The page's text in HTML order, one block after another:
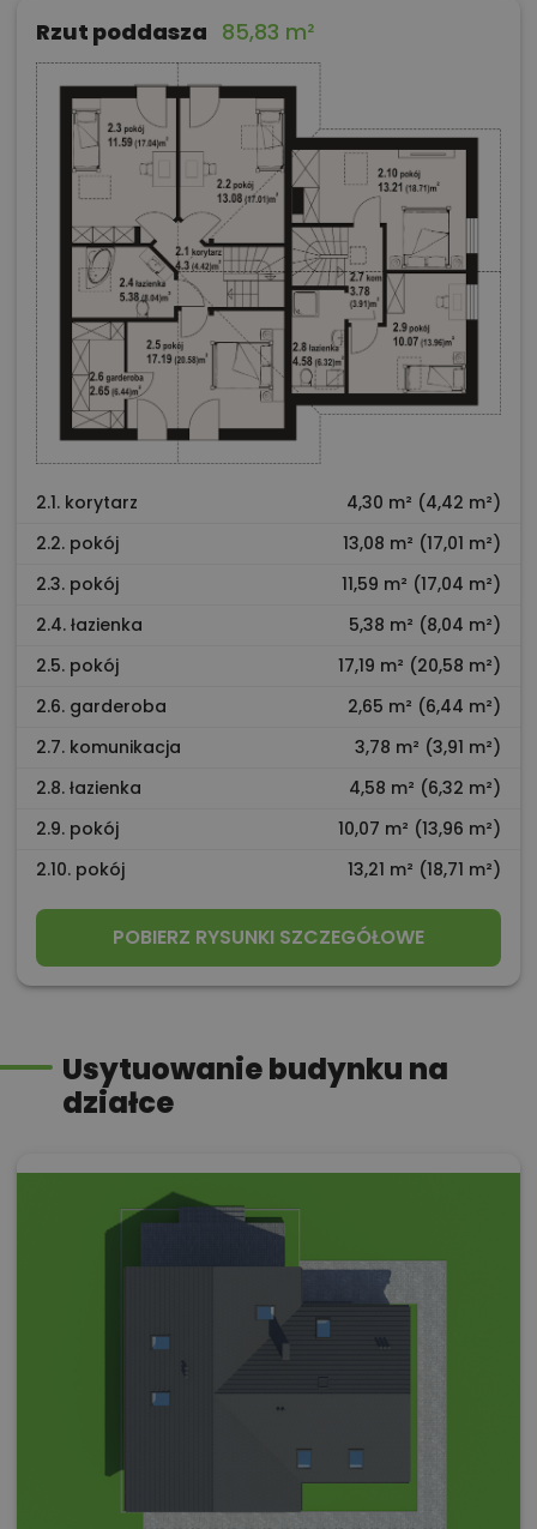
Rzut poddasza 85,83 m²
2.1. korytarz
4,30 m² (4,42 m²)
2.2. pokój
13,08 m² (17,01 m²)
2.3. pokój
11,59 m² (17,04 m²)
2.4. łazienka
5,38 m² (8,04 m²)
2.5. pokój
17,19 m² (20,58 m²)
2.6. garderoba
2,65 m² (6,44 m²)
2.7. komunikacja
3,78 m² (3,91 m²)
2.8. łazienka
4,58 m² (6,32 m²)
2.9. pokój
10,07 m² (13,96 m²)
2.10. pokój
13,21 m² (18,71 m²)
POBIERZ RYSUNKI SZCZEGÓŁOWE
Usytuowanie budynku na
działce